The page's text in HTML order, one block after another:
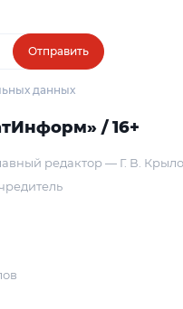
Отправить
данных
/ 16+
редактор — Г. В.